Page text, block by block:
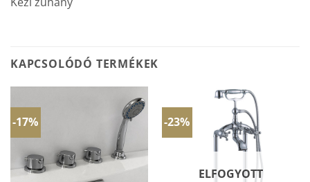
KAPCSOLÓDÓ TERMÉKEK
-17% -23%
ELFOGYOTT